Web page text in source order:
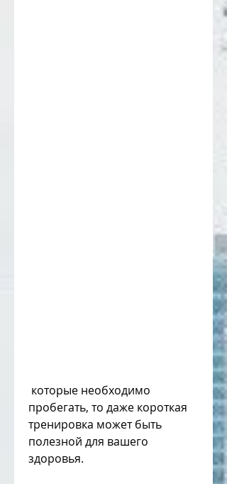
пробегать, то даже короткая
тренировка может быть
полезной для вашего
здоровья.